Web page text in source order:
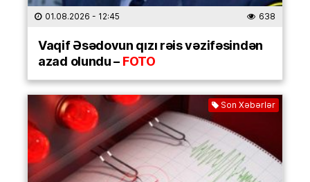
01.08.2026 - 12:45 638
Vaqif Əsədovun qızı rəis vəzifəsindən
azad olundu –FOTO
Son Xəbərlər